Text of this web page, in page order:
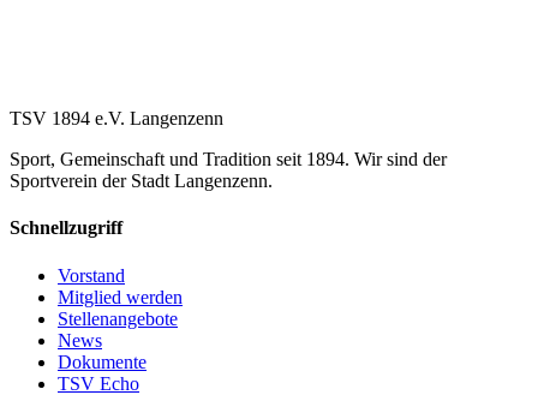
TSV 1894 e.V. Langenzenn
Sport, Gemeinschaft und Tradition seit 1894. Wir sind der
Sportverein der Stadt Langenzenn.
Schnellzugriff
Vorstand
Mitglied werden
Stellenangebote
News
Dokumente
TSV Echo